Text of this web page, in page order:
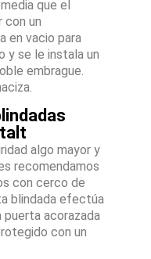
que el
un
en vacio para
y se le instala un
embrague.
algo mayor y
recomendamos
con cerco de
blindada efectúa
puerta acorazada
con un